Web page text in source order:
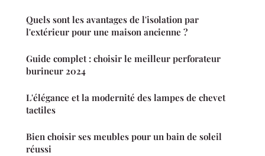
Quels sont les avantages de l'isolation par
l'extérieur pour une maison ancienne ?
Guide complet : choisir le meilleur perforateur
burineur 2024
L'élégance et la modernité des lampes de chevet
tactiles
Bien choisir ses meubles pour un bain de soleil
réussi